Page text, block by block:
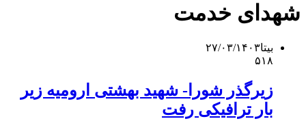
شهدای خدمت
بیتا۲۷/۰۳/۱۴۰۳
۵۱۸
زیرگذر شورا- شهید بهشتی ارومیه زیر
بار ترافیکی رفت